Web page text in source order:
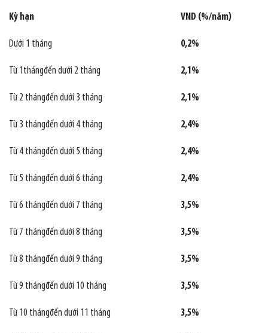
Kỳ hạn VND (%/năm)
Dưới 1 tháng 0,2%
Từ 1thángđến dưới 2 tháng 2,1%
Từ 2 thángđến dưới 3 tháng 2,1%
Từ 3 thángđến dưới 4 tháng 2,4%
Từ 4 thángđến dưới 5 tháng 2,4%
Từ 5 thángđến dưới 6 tháng 2,4%
Từ 6 thángđến dưới 7 tháng 3,5%
Từ 7 thángđến dưới 8 tháng 3,5%
Từ 8 thángđến dưới 9 tháng 3,5%
Từ 9 thángđến dưới 10 tháng 3,5%
Từ 10 thángđến dưới 11 tháng 3,5%